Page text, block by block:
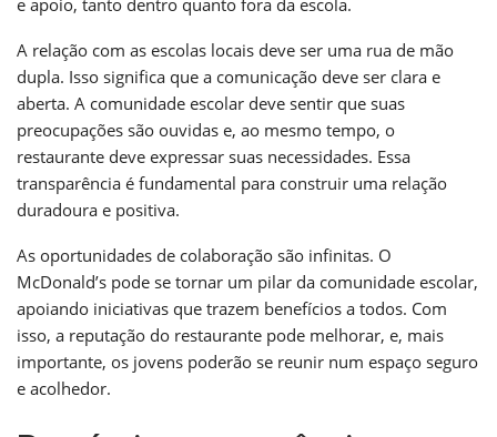
A relação com as escolas locais deve ser uma rua de mão
dupla. Isso significa que a comunicação deve ser clara e
aberta. A comunidade escolar deve sentir que suas
preocupações são ouvidas e, ao mesmo tempo, o
restaurante deve expressar suas necessidades. Essa
transparência é fundamental para construir uma relação
duradoura e positiva.
As oportunidades de colaboração são infinitas. O
McDonald’s pode se tornar um pilar da comunidade escolar,
apoiando iniciativas que trazem benefícios a todos. Com
isso, a reputação do restaurante pode melhorar, e, mais
importante, os jovens poderão se reunir num espaço seguro
e acolhedor.